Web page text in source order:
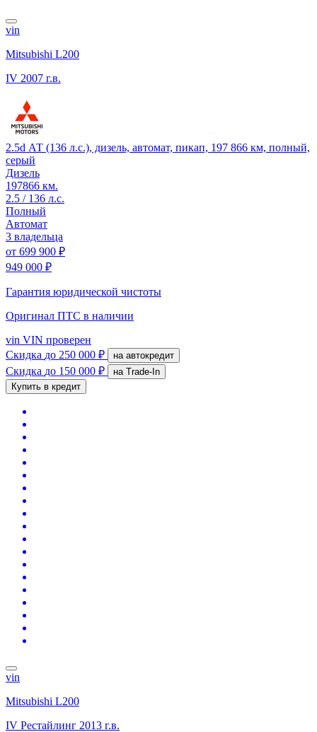
vin
Mitsubishi L200
IV 2007 г.в.
2.5d АТ (136 л.с.), дизель, автомат, пикап, 197 866 км, полный,
серый
Дизель
197866 км.
2.5 / 136 л.с.
Полный
Автомат
3 владельца
от 699 900 ₽
949 000 ₽
Гарантия юридической чистоты
Оригинал ПТС в наличии
vin VIN проверен
Скидка до 250 000 ₽ на автокредит
Скидка до 150 000 ₽
на Trade-In
Купить в кредит
vin
Mitsubishi L200
IV Рестайлинг 2013 г.в.